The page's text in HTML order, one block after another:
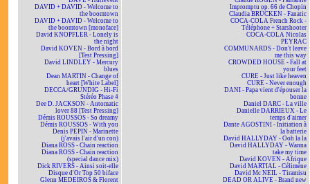
DAVID + DAVID - Welcome to
the boomtown
DAVID + DAVID - Welcome to
the boomtown [monoface]
David KNOPFLER - Lonely is
the night
David KOVEN - Bord à bord
[Test Pressing]
David LINDLEY - Mercury
blues
Dean MARTIN - Change of
heart [White Label]
DECCA/GRUNDIG - Hi-Fi
Stéréo Phase 4
Dee D. JACKSON - Automatic
lover 88 [Test Pressing]
Démis ROUSSOS - So dreamy
Démis ROUSSOS - With you
Denis PEPIN - Marinette
(j'avais l'air d'un con)
Diana ROSS - Chain reaction
Diana ROSS - Chain reaction
(special dance mix)
Dick RIVERS - Ainsi soit-elle
Disque d'Or Top 50 biface
Glenn MEDEIROS & Florent
Impromptu op. 66 de Chopin
Claudia BRÜCKEN - Fanatic
COCA-COLA French Rock -
Téléphone + Starshooter
COCA-COLA Nicolas
PEYRAC
COMMUNARDS - Don't leave
me this way
CROWDED HOUSE - Fall at
your feet
CURE - Just like heaven
CURE - Never enough
DANI - Papa vient d'épouser la
bonne
Daniel DARC - La ville
Danielle DARRIEUX - Le
temps d'aimer
Dante AGOSTINI - Initiation à
la batterie
David HALLYDAY - Ooh la la
David HALLYDAY - Wanna
take my time
David KOVEN - Afrique
David MARTIAL - Célimène
David Mc NEIL - Tiramisu
DEAD OR ALIVE - Brand new